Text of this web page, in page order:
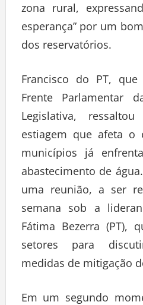
zona rural,
esperança” por um
dos reservatórios.
Francisco do PT,
Frente Parlamentar
Legislativa,
estiagem que afeta o
municípios já
abastecimento de
uma reunião, a ser
semana sob a
Fátima Bezerra (PT),
setores para
medidas de mitigação
Em um segundo